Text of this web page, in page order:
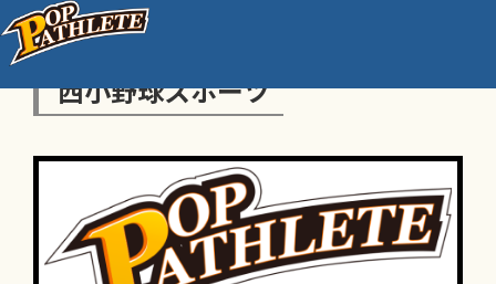
西小野球スポーツ